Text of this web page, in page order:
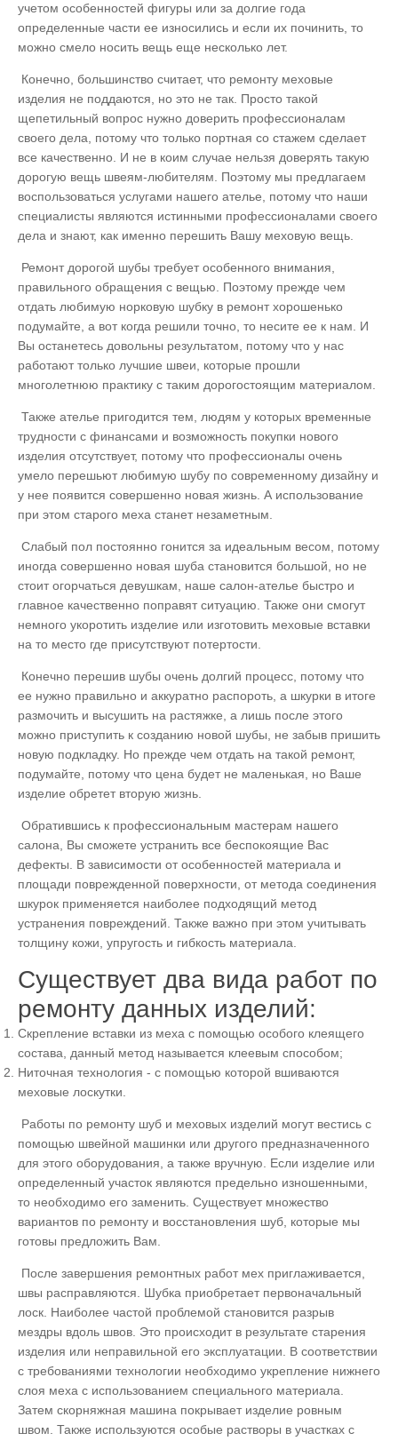
учетом особенностей фигуры или за долгие года
определенные части ее износились и если их починить, то
можно смело носить вещь еще несколько лет.
Конечно, большинство считает, что ремонту меховые
изделия не поддаются, но это не так. Просто такой
щепетильный вопрос нужно доверить профессионалам
своего дела, потому что только портная со стажем сделает
все качественно. И не в коим случае нельзя доверять такую
дорогую вещь швеям-любителям. Поэтому мы предлагаем
воспользоваться услугами нашего ателье, потому что наши
специалисты являются истинными профессионалами своего
дела и знают, как именно перешить Вашу меховую вещь.
Ремонт дорогой шубы требует особенного внимания,
правильного обращения с вещью. Поэтому прежде чем
отдать любимую норковую шубку в ремонт хорошенько
подумайте, а вот когда решили точно, то несите ее к нам. И
Вы останетесь довольны результатом, потому что у нас
работают только лучшие швеи, которые прошли
многолетнюю практику с таким дорогостоящим материалом.
Также ателье пригодится тем, людям у которых временные
трудности с финансами и возможность покупки нового
изделия отсутствует, потому что профессионалы очень
умело перешьют любимую шубу по современному дизайну и
у нее появится совершенно новая жизнь. А использование
при этом старого меха станет незаметным.
Слабый пол постоянно гонится за идеальным весом, потому
иногда совершенно новая шуба становится большой, но не
стоит огорчаться девушкам, наше салон-ателье быстро и
главное качественно поправят ситуацию. Также они смогут
немного укоротить изделие или изготовить меховые вставки
на то место где присутствуют потертости.
Конечно перешив шубы очень долгий процесс, потому что
ее нужно правильно и аккуратно распороть, а шкурки в итоге
размочить и высушить на растяжке, а лишь после этого
можно приступить к созданию новой шубы, не забыв пришить
новую подкладку. Но прежде чем отдать на такой ремонт,
подумайте, потому что цена будет не маленькая, но Ваше
изделие обретет вторую жизнь.
Обратившись к профессиональным мастерам нашего
салона, Вы сможете устранить все беспокоящие Вас
дефекты. В зависимости от особенностей материала и
площади поврежденной поверхности, от метода соединения
шкурок применяется наиболее подходящий метод
устранения повреждений. Также важно при этом учитывать
толщину кожи, упругость и гибкость материала.
Существует два вида работ по
ремонту данных изделий:
Скрепление вставки из меха с помощью особого клеящего
состава, данный метод называется клеевым способом;
Ниточная технология - с помощью которой вшиваются
меховые лоскутки.
Работы по ремонту шуб и меховых изделий могут вестись с
помощью швейной машинки или другого предназначенного
для этого оборудования, а также вручную. Если изделие или
определенный участок являются предельно изношенными,
то необходимо его заменить. Существует множество
вариантов по ремонту и восстановления шуб, которые мы
готовы предложить Вам.
После завершения ремонтных работ мех приглаживается,
швы расправляются. Шубка приобретает первоначальный
лоск. Наиболее частой проблемой становится разрыв
мездры вдоль швов. Это происходит в результате старения
изделия или неправильной его эксплуатации. В соответствии
с требованиями технологии необходимо укрепление нижнего
слоя меха с использованием специального материала.
Затем скорняжная машина покрывает изделие ровным
швом. Также используются особые растворы в участках с